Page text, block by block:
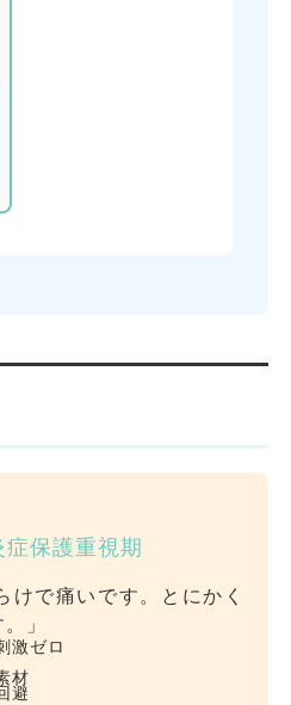
保護重視期
けで痛いです。とにかく
」
激ゼロ
材
避